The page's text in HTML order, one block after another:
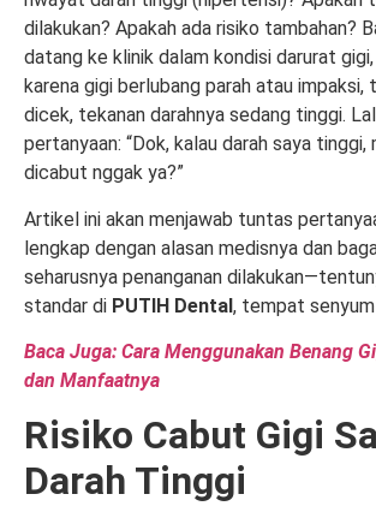
dilakukan? Apakah ada risiko tambahan?
datang ke klinik dalam kondisi darurat
karena gigi berlubang parah atau
dicek, tekanan darahnya sedang tinggi.
pertanyaan: “Dok, kalau darah saya tinggi,
dicabut nggak ya?”
Artikel ini akan menjawab tuntas
lengkap dengan alasan medisnya dan
seharusnya penanganan
standar di PUTIH Dental, tempat
Baca Juga: Cara Menggunakan Benang
dan Manfaatnya
Risiko Cabut Gigi
Darah Tinggi